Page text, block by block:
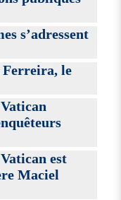
s’adressent
le
est
Maciel